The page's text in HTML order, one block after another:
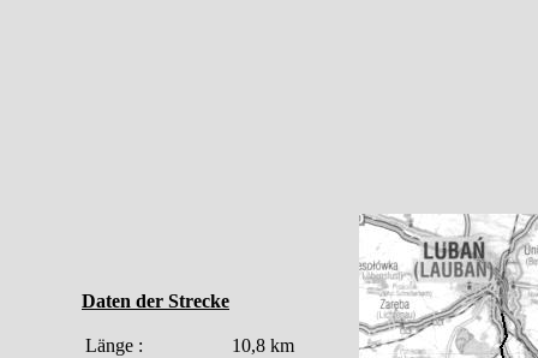
Daten der Strecke
Länge : 10,8 km